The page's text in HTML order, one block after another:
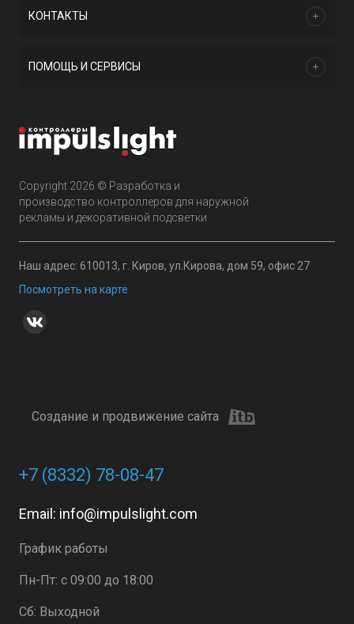
Copyright 2026 © Разработка и
производство контроллеров для наружной
рекламы и декоративной подсветки
Наш адрес: 610013, г. Киров, ул.Кирова, дом 59, офис 27
Посмотреть на карте
Создание и продвижение сайта
КОНТАКТЫ
ПОМОЩЬ И СЕРВИСЫ
+7 (8332) 78-08-47
Email: info@impulslight.com
График работы
Пн-Пт: с 09:00 до 18:00
Сб: Выходной